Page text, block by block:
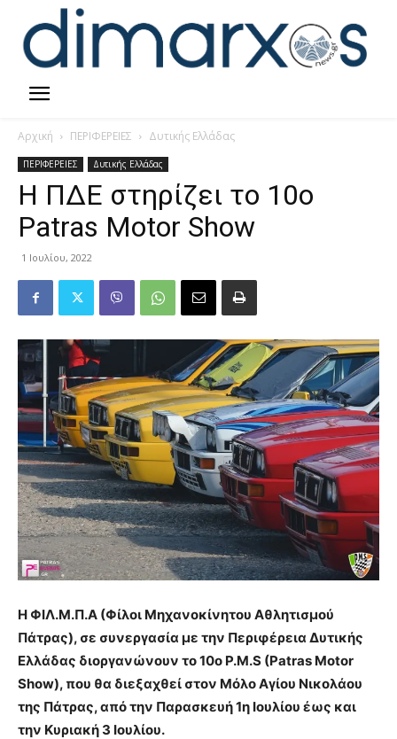
Αρχική ΠΕΡΙΦΕΡΕΙΕΣ Δυτικής Ελλάδας
ΠΕΡΙΦΕΡΕΙΕΣ Δυτικής Ελλάδας
Η ΠΔΕ στηρίζει το 10ο
Patras Motor Show
1 Ιουλίου, 2022
Η ΦΙΛ.Μ.Π.Α (Φίλοι Μηχανοκίνητου Αθλητισμού
Πάτρας), σε συνεργασία με την Περιφέρεια Δυτικής
Ελλάδας διοργανώνουν το 10ο P.M.S (Patras Motor
Show), που θα διεξαχθεί στον Μόλο Αγίου Νικολάου
της Πάτρας, από την Παρασκευή 1η Ιουλίου έως και
την Κυριακή 3 Ιουλίου.